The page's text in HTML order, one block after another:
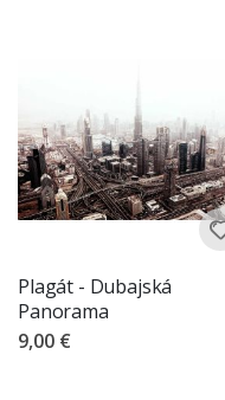
Plagát - Dubajská
Panorama
9,00 €